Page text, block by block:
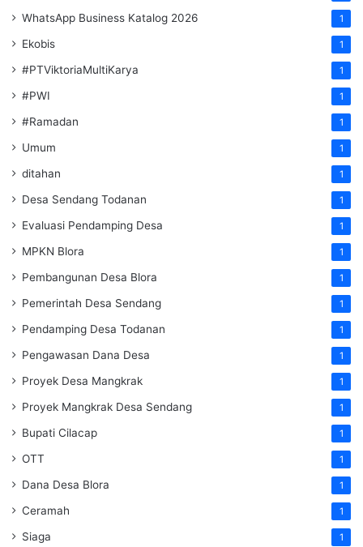
WhatsApp Business Katalog 2026 1
Ekobis 1
#PTViktoriaMultiKarya 1
#PWI 1
#Ramadan 1
Umum 1
ditahan 1
Desa Sendang Todanan 1
Evaluasi Pendamping Desa 1
MPKN Blora 1
Pembangunan Desa Blora 1
Pemerintah Desa Sendang 1
Pendamping Desa Todanan 1
Pengawasan Dana Desa 1
Proyek Desa Mangkrak 1
Proyek Mangkrak Desa Sendang 1
Bupati Cilacap 1
OTT 1
Dana Desa Blora 1
Ceramah 1
Siaga 1